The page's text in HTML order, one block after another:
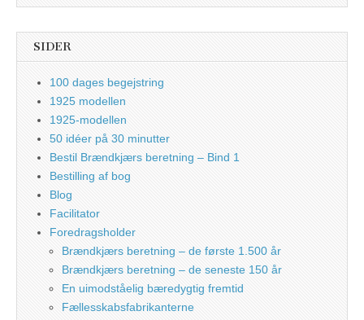
SIDER
100 dages begejstring
1925 modellen
1925-modellen
50 idéer på 30 minutter
Bestil Brændkjærs beretning – Bind 1
Bestilling af bog
Blog
Facilitator
Foredragsholder
Brændkjærs beretning – de første 1.500 år
Brændkjærs beretning – de seneste 150 år
En uimodståelig bæredygtig fremtid
Fællesskabsfabrikanterne